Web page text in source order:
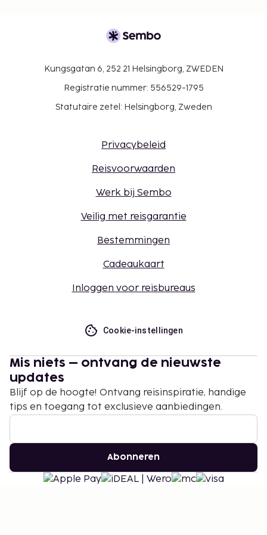
Kungsgatan 6, 252 21 Helsingborg, ZWEDEN
Registratie nummer: 556529-1795
Statutaire zetel: Helsingborg, Zweden
Privacybeleid
Reisvoorwaarden
Werk bij Sembo
Veilig met reisgarantie
Bestemmingen
Cadeaukaart
Inloggen voor reisbureaus
Cookie-instellingen
Mis niets – ontvang de nieuwste
updates
Blijf op de hoogte! Ontvang reisinspiratie, handige
tips en toegang tot exclusieve aanbiedingen.
Abonneren